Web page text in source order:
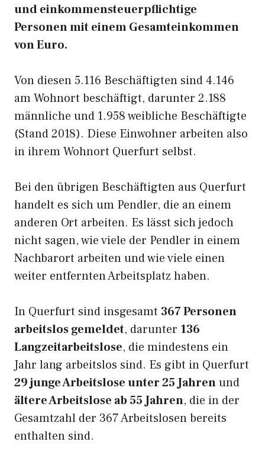
und einkommensteuerpflichtige
Personen mit einem Gesamteinkommen
von Euro.
Von diesen 5.116 Beschäftigten sind 4.146
am Wohnort beschäftigt, darunter 2.188
männliche und 1.958 weibliche Beschäftigte
(Stand 2018). Diese Einwohner arbeiten also
in ihrem Wohnort Querfurt selbst.
Bei den übrigen Beschäftigten aus Querfurt
handelt es sich um Pendler, die an einem
anderen Ort arbeiten. Es lässt sich jedoch
nicht sagen, wie viele der Pendler in einem
Nachbarort arbeiten und wie viele einen
weiter entfernten Arbeitsplatz haben.
In Querfurt sind insgesamt 367 Personen
arbeitslos gemeldet, darunter 136
Langzeitarbeitslose, die mindestens ein
Jahr lang arbeitslos sind. Es gibt in Querfurt
29 junge Arbeitslose unter 25 Jahrenund
ältere Arbeitslose ab 55 Jahren, die in der
Gesamtzahl der 367 Arbeitslosen bereits
enthalten sind.